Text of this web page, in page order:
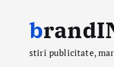
stiri publicitate,